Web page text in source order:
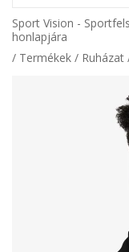
Sport Vision -
honlapjára
Termékek
Ruházat